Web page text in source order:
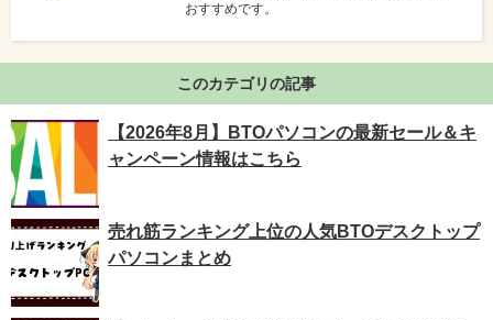
おすすめです。
このカテゴリの記事
【2026年8月】BTOパソコンの最新セール＆キ
ャンペーン情報はこちら
売れ筋ランキング上位の人気BTOデスクトップ
パソコンまとめ